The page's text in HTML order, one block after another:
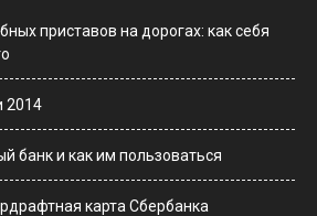
приставов на дорогах: как себя
2014
банк и как им пользоваться
карта Сбербанка